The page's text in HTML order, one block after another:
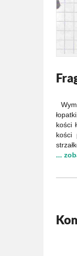
łopatki,
kości
kości
...